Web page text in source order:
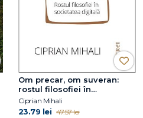
Om precar, om suveran:
rostul filosofiei în
societatea digitală
Ciprian Mihali
23.79 lei 47.57 lei